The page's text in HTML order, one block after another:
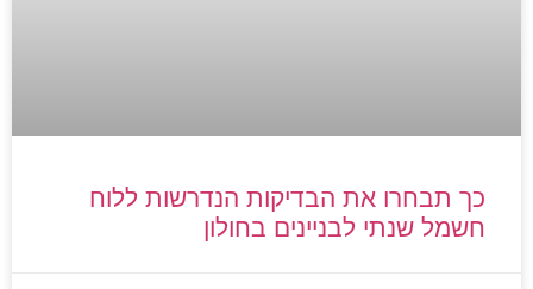
כך תבחרו את הבדיקות הנדרשות ללוח
חשמל שנתי לבניינים בחולון